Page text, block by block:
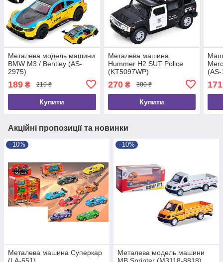
Металева модель машини
BMW M3 / Bentley (AS-
2975)
189 ₴ 210 ₴
Купити
Металева машина
Hummer H2 SUT Police
(KT5097WP)
270₴ 300 ₴
Купити
171
Акційні пропозиції та новинки
–10%
Металева машина Суперкар
–10%
Металева модель машини